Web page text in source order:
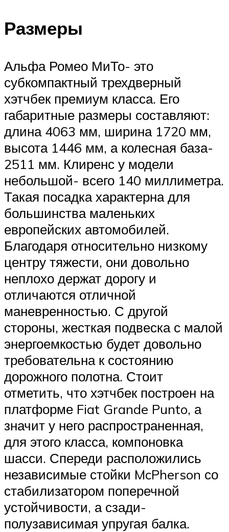
Размеры
Альфа Ромео МиТо- это
субкомпактный трехдверный
хэтчбек премиум класса. Его
габаритные размеры составляют:
длина 4063 мм, ширина 1720 мм,
высота 1446 мм, а колесная база-
2511 мм. Клиренс у модели
небольшой- всего 140 миллиметра.
Такая посадка характерна для
большинства маленьких
европейских автомобилей.
Благодаря относительно низкому
центру тяжести, они довольно
неплохо держат дорогу и
отличаются отличной
маневренностью. С другой
стороны, жесткая подвеска с малой
энергоемкостью будет довольно
требовательна к состоянию
дорожного полотна. Стоит
отметить, что хэтчбек построен на
платформе Fiat Grande Punto, а
значит у него распространенная,
для этого класса, компоновка
шасси. Спереди расположились
независимые стойки McPherson со
стабилизатором поперечной
устойчивости, а сзади-
полузависимая упругая балка.